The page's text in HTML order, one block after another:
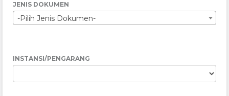
JENIS DOKUMEN
-Pilih Jenis Dokumen-
INSTANSI/PENGARANG